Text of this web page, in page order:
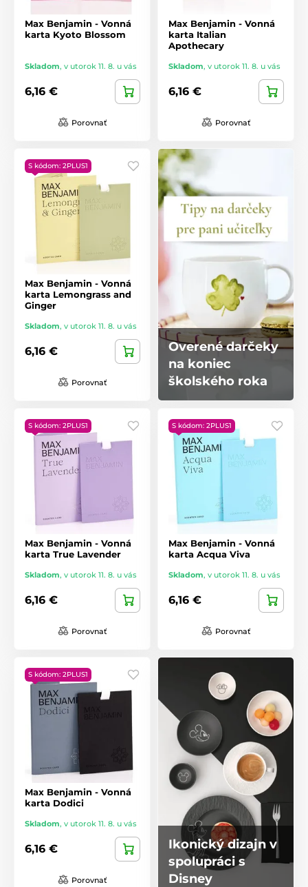
Max Benjamin - Vonná
karta Kyoto Blossom
Skladom, v utorok 11. 8. u vás
6,16 €
Porovnať
Max Benjamin - Vonná
karta Italian
Apothecary
Skladom, v utorok 11. 8. u vás
6,16 €
Porovnať
S kódom: 2PLUS1
Max Benjamin - Vonná
karta Lemongrass and
Ginger
Skladom, v utorok 11. 8. u vás
6,16 €
Porovnať
Overené darčeky
na koniec
školského roka
S kódom: 2PLUS1
Max Benjamin - Vonná
karta True Lavender
Skladom, v utorok 11. 8. u vás
6,16 €
Porovnať
S kódom: 2PLUS1
Max Benjamin - Vonná
karta Acqua Viva
Skladom, v utorok 11. 8. u vás
6,16 €
Porovnať
S kódom: 2PLUS1
Max Benjamin - Vonná
karta Dodici
Skladom, v utorok 11. 8. u vás
6,16 €
Porovnať
Ikonický dizajn v
spolupráci s
Disney